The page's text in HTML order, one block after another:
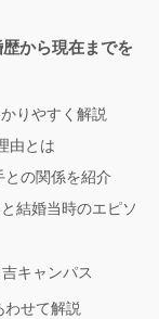
から現在までを
りやすく解説
由とは
の関係を紹介
結婚当時のエピソ
キャンパス
せて解説